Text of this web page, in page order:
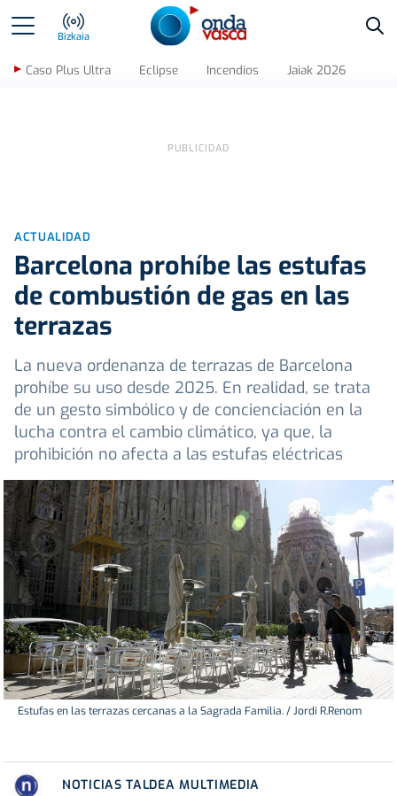
Bizkaia
Caso Plus Ultra Eclipse Incendios Jaiak 2026
ACTUALIDAD
Barcelona prohíbe las estufas
de combustión de gas en las
terrazas
La nueva ordenanza de terrazas de Barcelona
prohíbe su uso desde 2025. En realidad, se trata
de un gesto simbólico y de concienciación en la
lucha contra el cambio climático, ya que, la
prohibición no afecta a las estufas eléctricas
Estufas en las terrazas cercanas a la Sagrada Familia. / Jordi R.Renom
NOTICIAS TALDEA MULTIMEDIA